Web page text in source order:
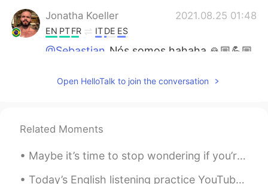
Jonatha Koeller 2021.08.25 01:48
EN PTFR ITDE ES
@Sebastian Nós somos hahaha 🙏🏼💪🏼
Jonatha Koeller 2021.08.25 01:47
Hahah ouais c'est vrai, surtout les
parisiens mdrr 🤦🏻‍♂️ mais il y a beaucoup
faut juste les trouver. Y sí, los latinos son
los mejores, no hay competición 🤷🏻‍♂️
Open HelloTalk to join the conversation
Related Moments
Maybe it’s time to stop wondering if you’re good enough for other people and start wondering if t...
Today’s English listening practice YouTube video is about the time I saw something strange in the...